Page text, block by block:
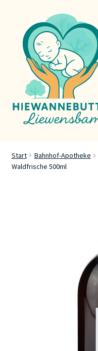
Navigation
springen
Inhalt
springen
Servicer
Start Bahnhof-Apotheke
Waldfrische 500ml